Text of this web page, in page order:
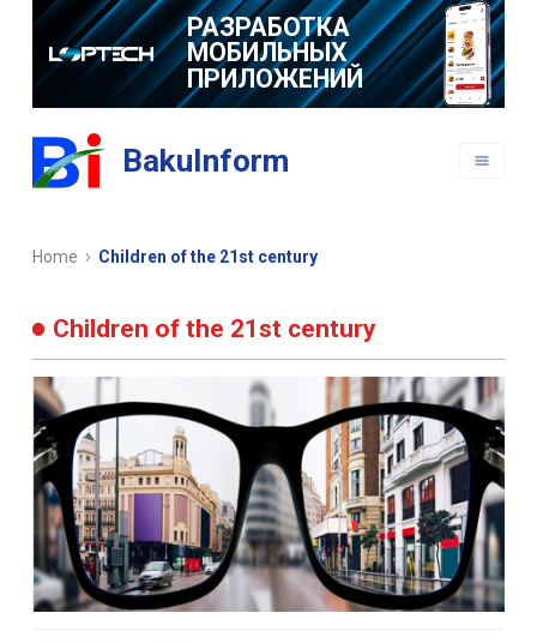
РАЗРАБОТКА
МОБИЛЬНЫХ
ПРИЛОЖЕНИЙ
BakuInform
Home Children of the 21st century
Children of the 21st century